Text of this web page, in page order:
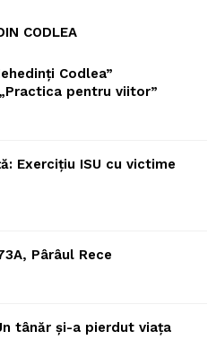
CODLEA
Codlea”
pentru viitor”
Exercițiu ISU cu victime
Pârâul Rece
tânăr și-a pierdut viața